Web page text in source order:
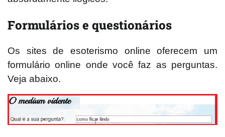
Formulários e questionários
Os sites de esoterismo online oferecem um
formulário online onde você faz as perguntas.
Veja abaixo.